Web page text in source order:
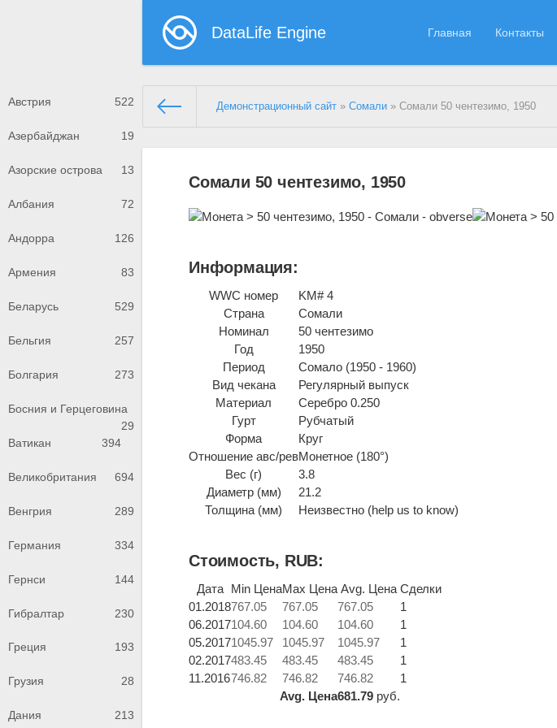
DataLife Engine Главная Контакты
Австрия 522
Азербайджан 19
Азорские острова 13
Албания 72
Андорра 126
Армения 83
Беларусь 529
Бельгия 257
Болгария 273
Босния и Герцеговина
29
Ватикан
394
Великобритания 694
Венгрия 289
Германия 334
Гернси 144
Гибралтар 230
Греция 193
Грузия 28
Дания 213
Демонстрационный сайт »Сомали » Сомали 50 чентезимо, 1950
Сомали 50 чентезимо, 1950
Информация:
WWC номер
KM# 4
Страна
Сомали
Номинал
50 чентезимо
Год
1950
Период
Сомало (1950 - 1960)
Вид чекана
Регулярный выпуск
Материал
Серебро 0.250
Гурт
Рубчатый
Форма
Круг
Отношение авс/ревМонетное (180°)
Вес (г)
3.8
Диаметр (мм)
21.2
Толщина (мм)
Неизвестно (help us to know)
Стоимость, RUB:
Дата Min ЦенаMax Цена Avg. Цена Сделки
01.2018767.05 767.05 767.05
1
06.2017104.60 104.60 104.60
1
05.20171045.97 1045.97 1045.97
1
02.2017483.45 483.45 483.45
1
11.2016746.82 746.82 746.82
1
Avg. Цена681.79 руб.